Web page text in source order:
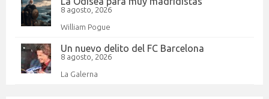
8 agosto, 2026
William Pogue
Un nuevo delito del FC Barcelona
8 agosto, 2026
La Galerna